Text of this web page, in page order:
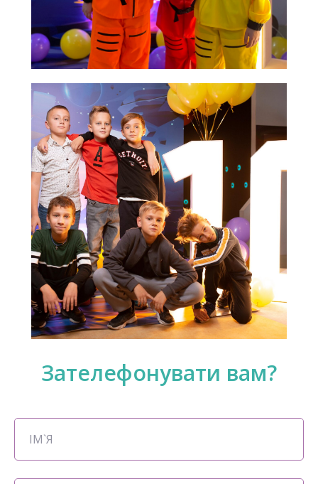
Зателефонувати вам?